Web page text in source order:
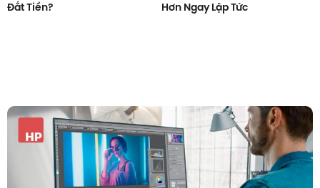
Đắt Tiền?
Hơn Ngay Lập Tức